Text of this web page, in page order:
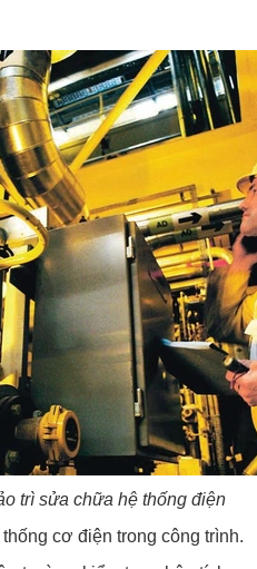
trì sửa chữa hệ thống điện
cơ điện trong công trình.